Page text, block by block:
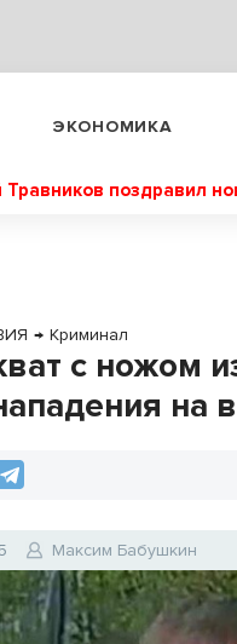
ЭКОНОМИКА
Травников поздравил
→ Криминал
с ножом
на
Максим Бабушкин